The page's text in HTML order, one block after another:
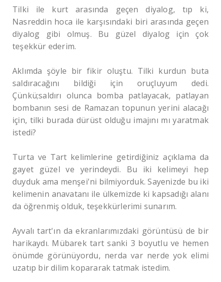
Tilki ile kurt arasında geçen diyalog, tıp ki,
Nasreddin hoca ile karşısındaki biri arasında geçen
diyalog gibi olmuş. Bu güzel diyalog için çok
teşekkür ederim.
Aklımda şöyle bir fikir oluştu. Tilki kurdun buta
saldıracağını bildiği için oruçluyum dedi.
Çünkü;saldırı olunca bomba patlayacak, patlayan
bombanın sesi de Ramazan topunun yerini alacağı
için, tilki burada dürüst olduğu imajını mı yaratmak
istedi?
Turta ve Tart kelimlerine getirdiğiniz açıklama da
gayet güzel ve yerindeydi. Bu iki kelimeyi hep
duyduk ama menşei'ni bilmiyorduk. Sayenizde bu iki
kelimenin anavatanı ile ülkemizde ki kapsadığı alanı
da öğrenmiş olduk, teşekkürlerimi sunarım.
Ayvalı tart'ın da ekranlarımızdaki görüntüsü de bir
harikaydı. Mübarek tart sanki 3 boyutlu ve hemen
önümde görünüyordu, nerda var nerde yok elimi
uzatıp bir dilim kopararak tatmak istedim.